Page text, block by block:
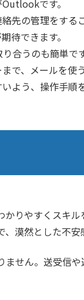
です。
先の管理をする
待できます。
合うのも簡単で
、メールを使
う、操作手順
りやすくスキル
漠然とした不安
せん。送受信